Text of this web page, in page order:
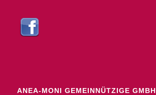
ANEA-MONI GEMEINNÜTZIGE GMBH